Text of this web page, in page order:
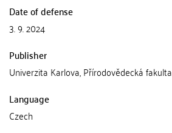
Date of defense
3. 9. 2024
Publisher
Univerzita Karlova, Přírodovědecká fakulta
Language
Czech